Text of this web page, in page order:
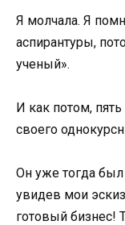
Я молчала. Я
аспирантуры,
ученый».
И как потом, пять
своего
Он уже тогда
увидев мои
готовый бизнес!